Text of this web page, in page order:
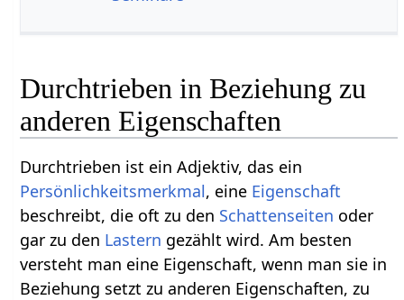
Durchtrieben in Beziehung zu
anderen Eigenschaften
Durchtrieben ist ein Adjektiv, das ein
Persönlichkeitsmerkmal, eine Eigenschaft
beschreibt, die oft zu den Schattenseiten oder
gar zu den Lastern gezählt wird. Am besten
versteht man eine Eigenschaft, wenn man sie in
Beziehung setzt zu anderen Eigenschaften, zu